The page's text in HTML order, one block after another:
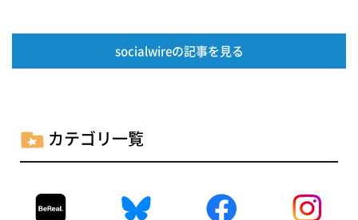
socialwireの記事を見る
カテゴリ一覧